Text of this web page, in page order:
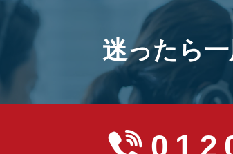
迷ったら